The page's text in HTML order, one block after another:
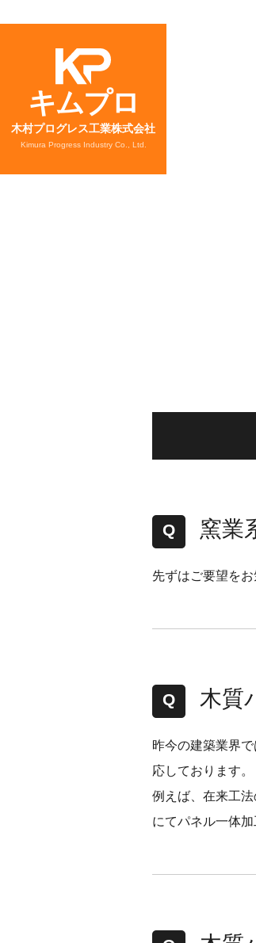
キムプロ
木村プログレス工業株式会社
Kimura Progress Industry Co., Ltd.
窯業
先ずはご要望をお
木質
昨今の建築業界
応しております。
例えば、在来工
にてパネル一体